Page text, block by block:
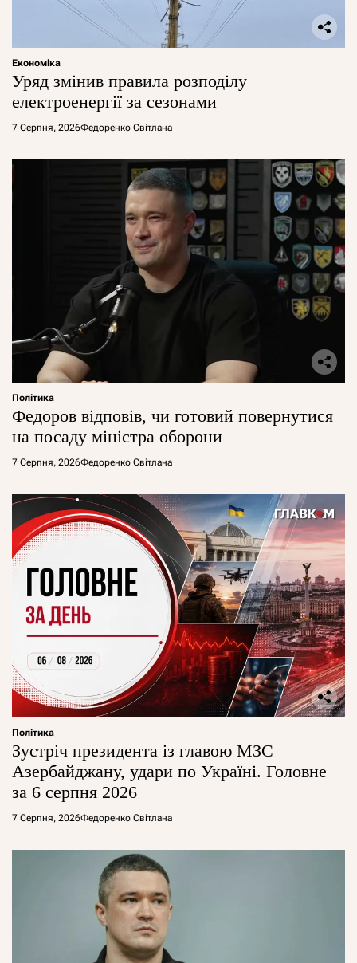
Економіка
Уряд змінив правила розподілу
електроенергії за сезонами
7 Серпня, 2026Федоренко Світлана
Політика
Федоров відповів, чи готовий повернутися
на посаду міністра оборони
7 Серпня, 2026Федоренко Світлана
Політика
Зустріч президента із главою МЗС
Азербайджану, удари по Україні. Головне
за 6 серпня 2026
7 Серпня, 2026Федоренко Світлана